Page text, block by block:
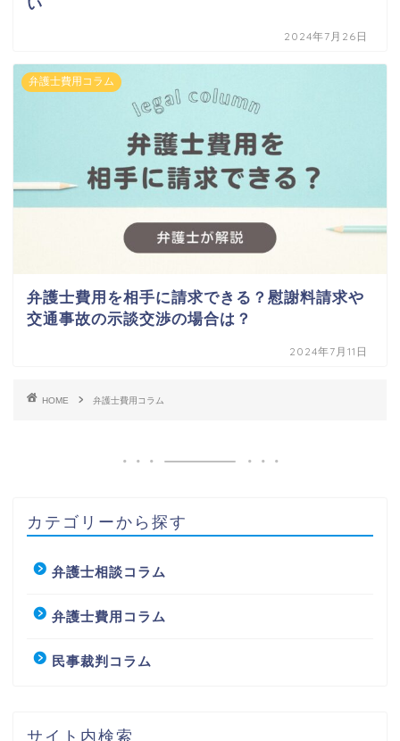
い
2024年7月26日
弁護士費用コラム
弁護士費用を相手に請求できる？慰謝料請求や
交通事故の示談交渉の場合は？
2024年7月11日
HOME 弁護士費用コラム
カテゴリーから探す
弁護士相談コラム
弁護士費用コラム
民事裁判コラム
サイト内検索